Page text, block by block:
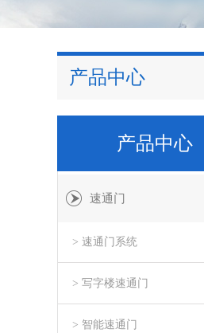
产品中心
产品中心
速通门
> 速通门系统
> 写字楼速通门
> 智能速通门